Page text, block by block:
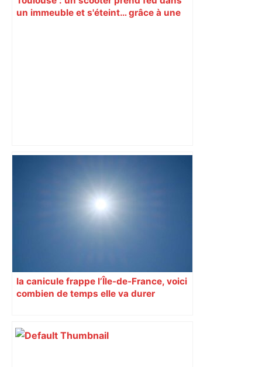
un immeuble et s'éteint… grâce à une
étudiante en 2026 : Clara, 19 ans,
savoure ce rythme unique où "les gens
prennent le temps" – ladepeche.fr
la canicule frappe l’Île-de-France, voici
combien de temps elle va durer